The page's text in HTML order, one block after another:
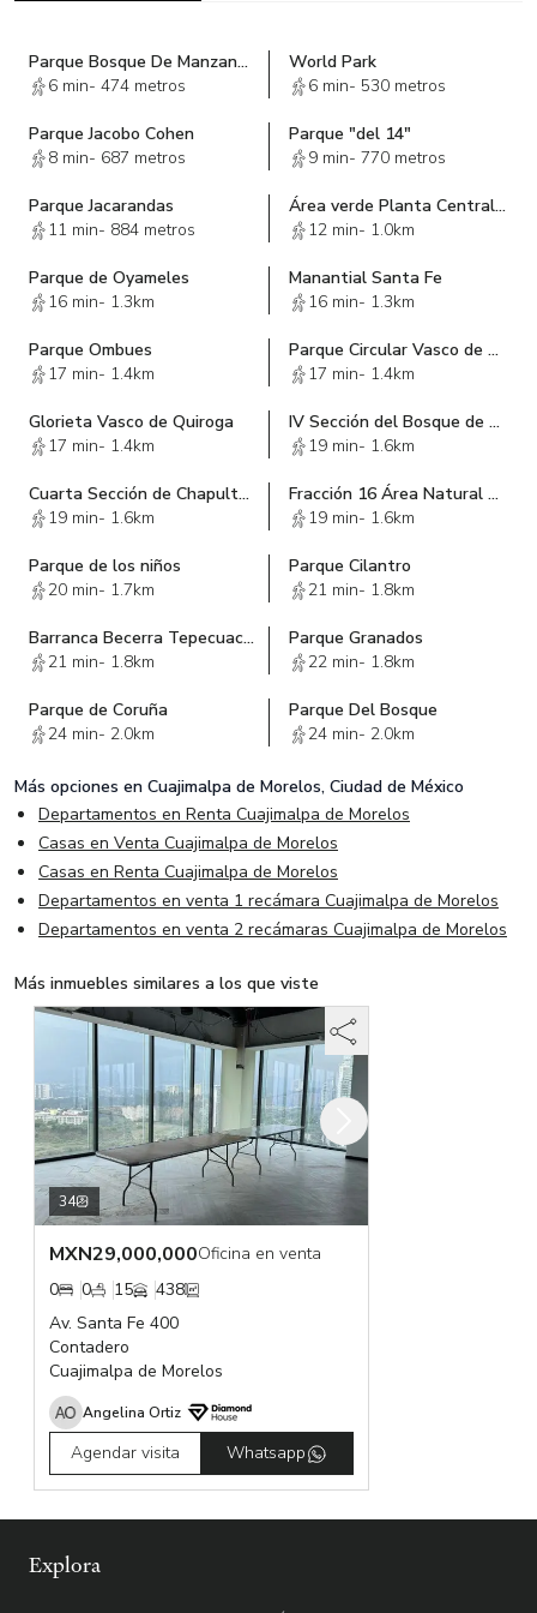
Parque Bosque De Manzanos
6 min- 474 metros
World Park
6 min- 530 metros
Parque Jacobo Cohen
8 min- 687 metros
Parque "del 14"
9 min- 770 metros
Parque Jacarandas
11 min- 884 metros
Área verde Planta Central de herramientas
12 min- 1.0km
Parque de Oyameles
16 min- 1.3km
Manantial Santa Fe
16 min- 1.3km
Parque Ombues
17 min- 1.4km
Parque Circular Vasco de Quiroga-Santa Fe
17 min- 1.4km
Glorieta Vasco de Quiroga
17 min- 1.4km
IV Sección del Bosque de Chapultepec
19 min- 1.6km
Cuarta Sección de Chapultepec
19 min- 1.6km
Fracción 16 Área Natural Protegida "Bosques de las Lomas"
19 min- 1.6km
Parque de los niños
20 min- 1.7km
Parque Cilantro
21 min- 1.8km
Barranca Becerra Tepecuache Sección La Loma
21 min- 1.8km
Parque Granados
22 min- 1.8km
Parque de Coruña
24 min- 2.0km
Parque Del Bosque
24 min- 2.0km
Más opciones en Cuajimalpa de Morelos, Ciudad de México
Departamentos en Renta Cuajimalpa de Morelos
Casas en Venta Cuajimalpa de Morelos
Casas en Renta Cuajimalpa de Morelos
Departamentos en venta 1 recámara Cuajimalpa de Morelos
Departamentos en venta 2 recámaras Cuajimalpa de Morelos
Más inmuebles similares a los que viste
34
MXN29,000,000Oficina en venta
0
0 15
438
Av. Santa Fe 400
Contadero
Cuajimalpa de Morelos
Angelina Ortiz
Agendar visita Whatsapp
Explora